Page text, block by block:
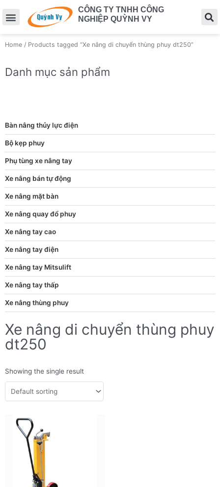
CÔNG TY TNHH CÔNG
NGHIỆP QUỲNH VY
Home / Products tagged “Xe nâng di chuyển thùng phuy dt250”
Danh mục sản phẩm
Bàn nâng thủy lực điện
Bộ kẹp phuy
Phụ tùng xe nâng tay
Xe nâng bán tự động
Xe nâng mặt bàn
Xe nâng quay đổ phuy
Xe nâng tay cao
Xe nâng tay điện
Xe nâng tay Mitsulift
Xe nâng tay thấp
Xe nâng thùng phuy
Xe nâng di chuyển thùng phuy
dt250
Showing the single result